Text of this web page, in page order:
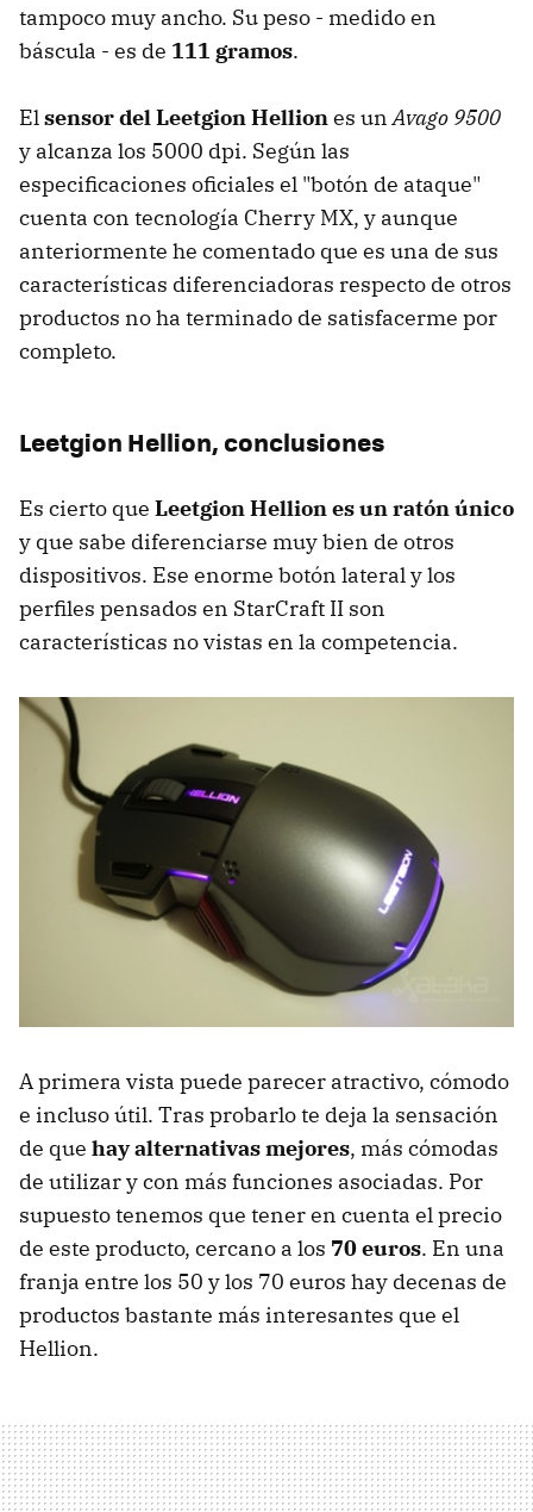
tampoco muy ancho. Su peso - medido en
báscula - es de 111 gramos.
Elsensor del Leetgion Helliones unAvago 9500
y alcanza los 5000 dpi. Según las
especificaciones oficiales el "botón de ataque"
cuenta con tecnología Cherry MX, y aunque
anteriormente he comentado que es una de sus
características diferenciadoras respecto de otros
productos no ha terminado de satisfacerme por
completo.
Leetgion Hellion, conclusiones
Es cierto que Leetgion Hellion es un ratón único
y que sabe diferenciarse muy bien de otros
dispositivos. Ese enorme botón lateral y los
perfiles pensados en StarCraft II son
características no vistas en la competencia.
A primera vista puede parecer atractivo, cómodo
e incluso útil. Tras probarlo te deja la sensación
de que hay alternativas mejores, más cómodas
de utilizar y con más funciones asociadas. Por
supuesto tenemos que tener en cuenta el precio
de este producto, cercano a los 70 euros. En una
franja entre los 50 y los 70 euros hay decenas de
productos bastante más interesantes que el
Hellion.